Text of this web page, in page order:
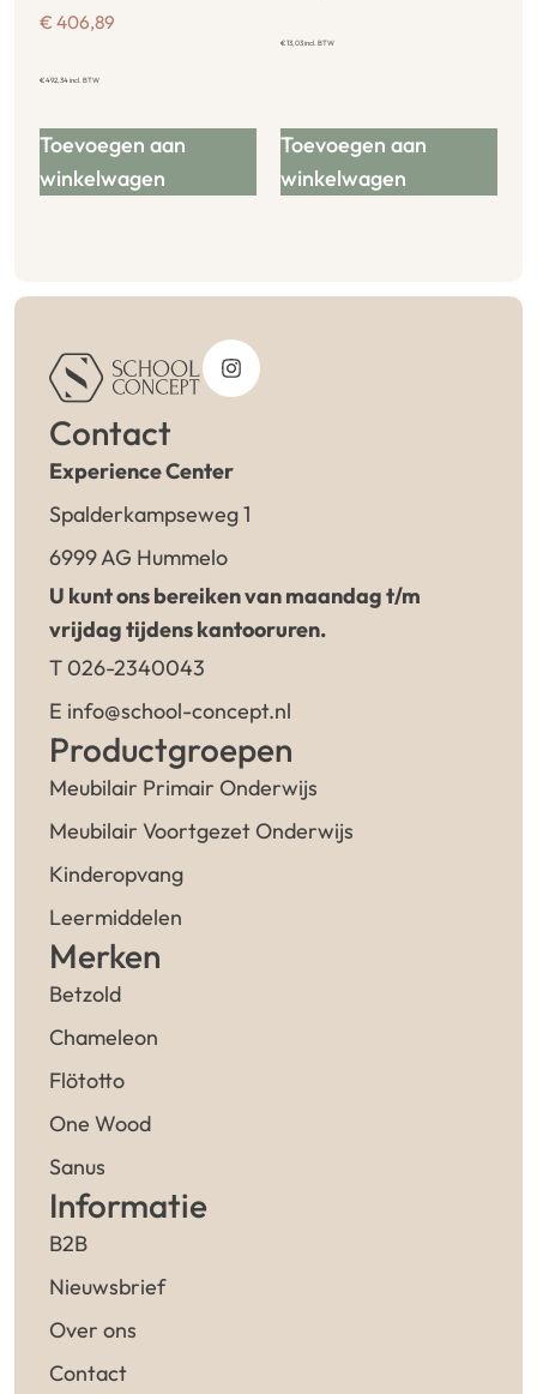
€ 406,89
€492,34incl. BTW
Toevoegen aan
winkelwagen
€13,03incl. BTW
Toevoegen aan
winkelwagen
Contact
Experience Center
Spalderkampseweg 1
6999 AG Hummelo
U kunt ons bereiken van maandag t/m
vrijdag tijdens kantooruren.
T 026-2340043
E info@school-concept.nl
Productgroepen
Meubilair Primair Onderwijs
Meubilair Voortgezet Onderwijs
Kinderopvang
Leermiddelen
Merken
Betzold
Chameleon
Flötotto
One Wood
Sanus
Informatie
B2B
Nieuwsbrief
Over ons
Contact